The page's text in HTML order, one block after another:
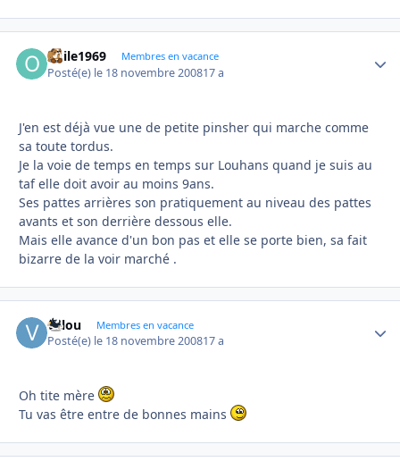
odile1969 Membres en vacance
Posté(e) le 18 novembre 200817 a
J'en est déjà vue une de petite pinsher qui marche comme
sa toute tordus.
Je la voie de temps en temps sur Louhans quand je suis au
taf elle doit avoir au moins 9ans.
Ses pattes arrières son pratiquement au niveau des pattes
avants et son derrière dessous elle.
Mais elle avance d'un bon pas et elle se porte bien, sa fait
bizarre de la voir marché .
valou Membres en vacance
Posté(e) le 18 novembre 200817 a
Oh tite mère
Tu vas être entre de bonnes mains